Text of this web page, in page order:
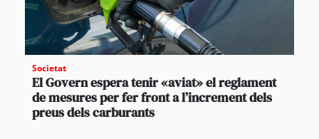
Societat
El Govern espera tenir «aviat» el reglament
de mesures per fer front a l’increment dels
preus dels carburants